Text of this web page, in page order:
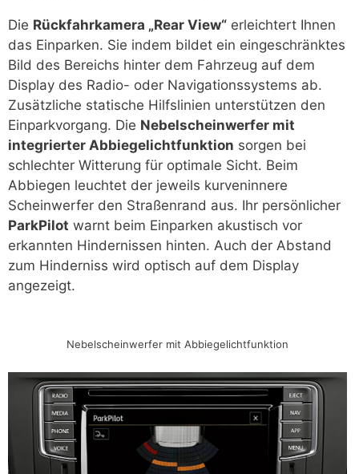
Die Rückfahrkamera „Rear View“ erleichtert Ihnen
das Einparken. Sie indem bildet ein eingeschränktes
Bild des Bereichs hinter dem Fahrzeug auf dem
Display des Radio- oder Navigationssystems ab.
Zusätzliche statische Hilfslinien unterstützen den
Einparkvorgang. Die Nebelscheinwerfer mit
integrierter Abbiegelichtfunktion sorgen bei
schlechter Witterung für optimale Sicht. Beim
Abbiegen leuchtet der jeweils kurveninnere
Scheinwerfer den Straßenrand aus. Ihr persönlicher
ParkPilot warnt beim Einparken akustisch vor
erkannten Hindernissen hinten. Auch der Abstand
zum Hinderniss wird optisch auf dem Display
angezeigt.
Nebelscheinwerfer mit Abbiegelichtfunktion